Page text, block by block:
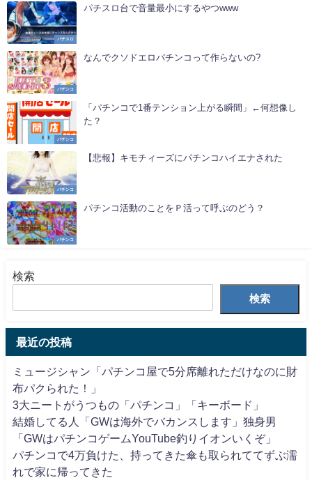
パチスロ
パチスロ台で音量最小にするやつwww
パチンコ
なんでクソドエロパチンコって作らないの?
パチンコ
「パチンコで1番テンション上がる瞬間」←何想像し
た？
パチンコ
【悲報】キモチィーズにパチンコハイエナされた
パチンコ
パチンコ活動のことをＰ活って呼ぶのどう？
検索
検索
最近の投稿
ミュージシャン「パチンコ屋で5分席離れただけなのに財
布パクられた！」
3大ニートがうつもの「パチンコ」「キーボード」
結婚してる人「GWは海外でバカンスします」独身男
「GWはパチンコゲームYouTube釣りイオンいくぞ」
パチンコで4万負けた、持ってきた傘も取られててずぶ濡
れで家に帰ってきた